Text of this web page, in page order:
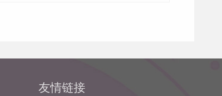
友情链接